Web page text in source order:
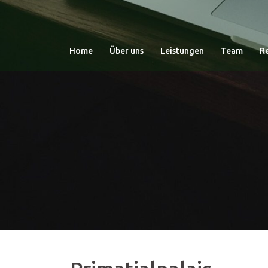
Zum
Home Über uns Leistungen Team